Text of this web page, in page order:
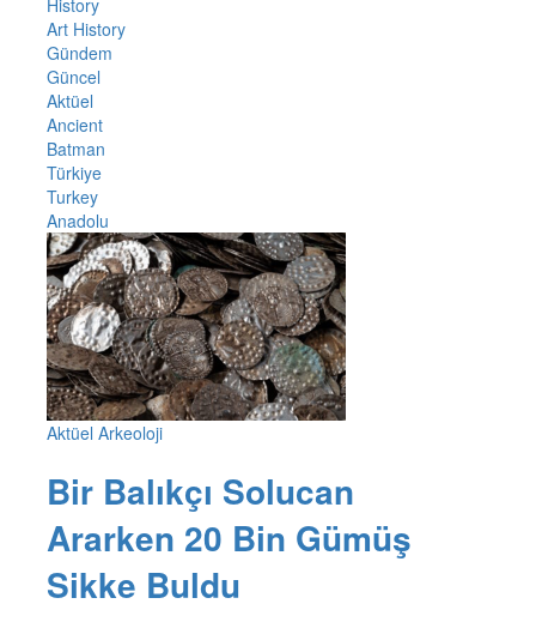
History
Art History
Gündem
Güncel
Aktüel
Ancient
Batman
Türkiye
Turkey
Anadolu
Aktüel Arkeoloji
Bir Balıkçı Solucan
Ararken 20 Bin Gümüş
Sikke Buldu